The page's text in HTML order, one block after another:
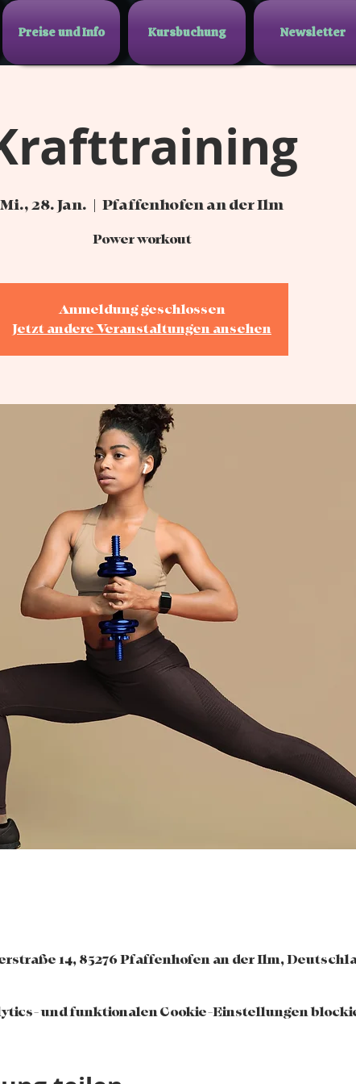
Preise und Info Kursbuchung Newsletter
Mi., 28. Jan.
  |
Pfaffenhofen an der Ilm
Power workout
Anmeldung geschlossen
Jetzt andere Veranstaltungen ansehen
14, 85276 Pfaffenhofen an der Ilm,
und funktionalen Cookie-Einstellungen